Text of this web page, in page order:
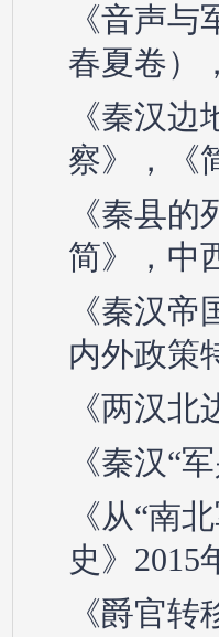
《音声
春夏卷）
《秦汉
察》，《
《秦县
简》，中
《秦汉
内外政策
《两汉
《秦汉“
《从“南
史》2015
《爵官